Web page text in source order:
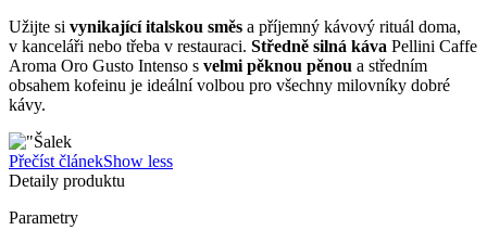
Užijte si vynikající italskou směs a příjemný kávový rituál doma,
v kanceláři nebo třeba v restauraci. Středně silná káva Pellini Caffe
Aroma Oro Gusto Intenso s velmi pěknou pěnou a středním
obsahem kofeinu je ideální volbou pro všechny milovníky dobré
kávy.
Přečíst článekShow less
Detaily produktu
Parametry